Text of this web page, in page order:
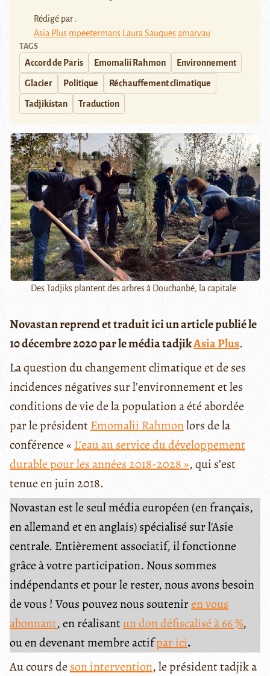
Rédigé par :
Asia Plus mpeetermans Laura Sauquesamarvau
TAGS
Accord de Paris Emomalii Rahmon Environnement
Glacier Politique Réchauffement climatique
Tadjikistan Traduction
Des Tadjiks plantent des arbres à Douchanbé, la capitale.
Novastan reprend et traduit ici un article publié le
10 décembre 2020 par le média tadjikAsia Plus.
La question du changement climatique et de ses
incidences négatives sur l’environnement et les
conditions de vie de la population a été abordée
par le présidentEmomalii Rahmonlors de la
conférence « L’eau au service du développement
durable pour les années 2018-2028 », qui s’est
tenue en juin 2018.
Novastan est le seul média européen (en français,
en allemand et en anglais) spécialisé sur l'Asie
centrale. Entièrement associatif, il fonctionne
grâce à votre participation. Nous sommes
indépendants et pour le rester, nous avons besoin
de vous ! Vous pouvez nous souteniren vous
abonnant, en réalisantun don défiscalisé à 66 %,
ou en devenant membre actifpar ici.
Au cours de son intervention, le président tadjik a